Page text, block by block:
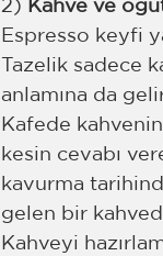
2)
Kahve ve
Espresso keyfi
Tazelik sadece
anlamına da
Kafede
kesin cevabı
kavurma
gelen bir
Kahveyi